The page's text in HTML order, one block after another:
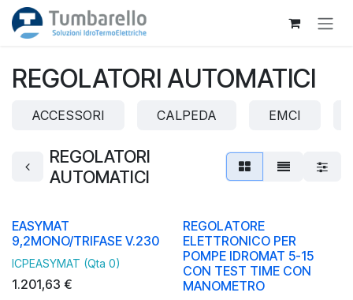
Passa al contenuto
REGOLATORI AUTOMATICI
ACCESSORI CALPEDA EMCI
REGOLATORI
AUTOMATICI
EASYMAT
9,2MONO/TRIFASE V.230
ICPEASYMAT (Qta 0)
1.201,63 €
REGOLATORE
ELETTRONICO PER
POMPE IDROMAT 5-15
CON TEST TIME CON
MANOMETRO